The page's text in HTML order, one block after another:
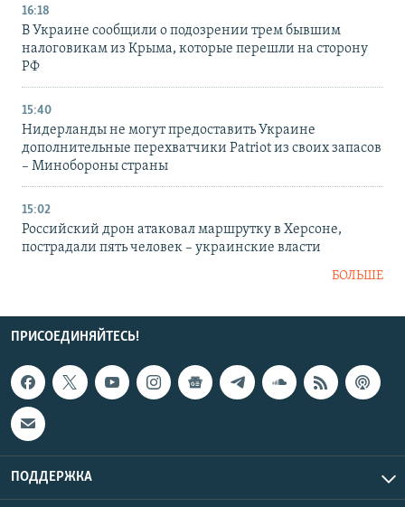
16:18
В Украине сообщили о подозрении трем бывшим
налоговикам из Крыма, которые перешли на сторону
РФ
15:40
Нидерланды не могут предоставить Украине
дополнительные перехватчики Patriot из своих запасов
– Минобороны страны
15:02
Российский дрон атаковал маршрутку в Херсоне,
пострадали пять человек – украинские власти
БОЛЬШЕ
ПРИСОЕДИНЯЙТЕСЬ!
ПОДДЕРЖКА